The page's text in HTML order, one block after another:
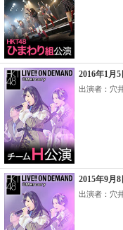
2016年1月
出演者：穴
2015年9月
出演者：穴